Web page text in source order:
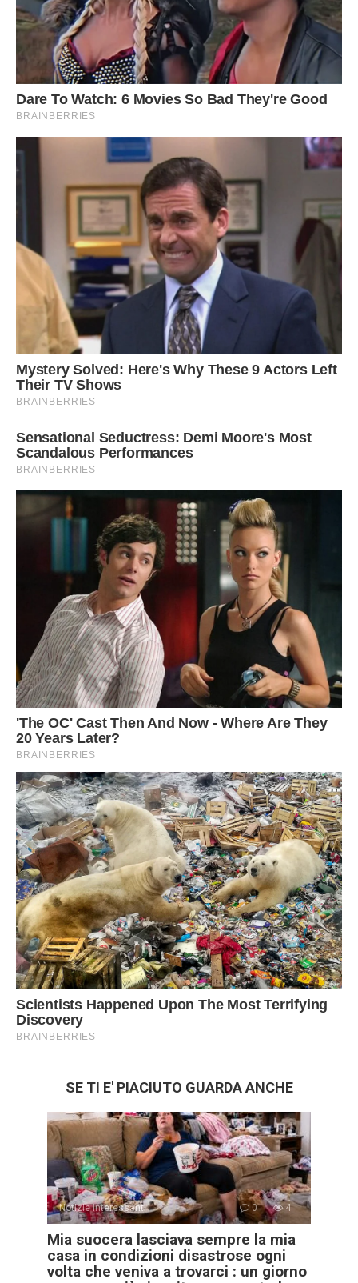
SE TI E' PIACIUTO GUARDA ANCHE
Notizie interessanti 0 4
Mia suocera lasciava sempre la mia
casa in condizioni disastrose ogni
volta che veniva a trovarci : un giorno